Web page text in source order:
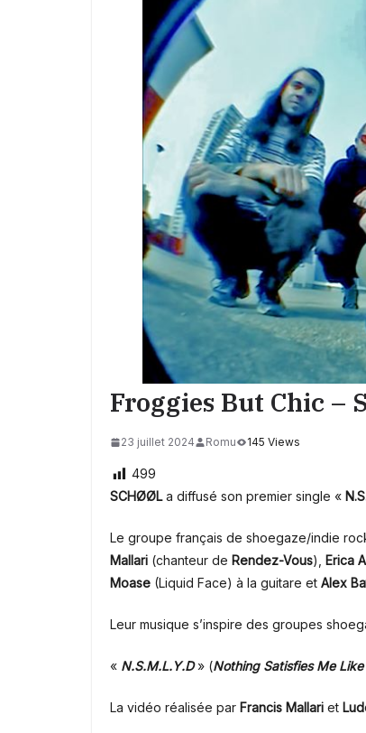
Froggies But Chic –
23 juillet 2024 Romu 145 Views
499
SCHØØLa diffusé son premier single «
Le groupe français de shoegaze/indie
Mallari (chanteur de Rendez-Vous), Erica
Moase (Liquid Face) à la guitare et Alex
Leur musique s’inspire des groupes
« N.S.M.L.Y.D» (Nothing Satisfies Me Like
La vidéo réalisée par Francis Mallari et